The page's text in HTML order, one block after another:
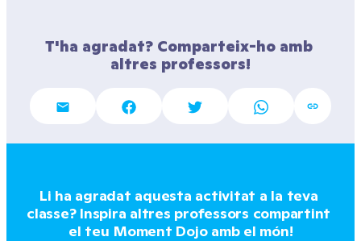
T'ha agradat? Comparteix-ho amb
altres professors!
Li ha agradat aquesta activitat a la teva
classe? Inspira altres professors compartint
el teu Moment Dojo amb el món!